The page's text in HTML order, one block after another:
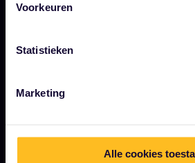
Voorkeuren
Statistieken
Marketing
Alle cookies
Interrail Pass